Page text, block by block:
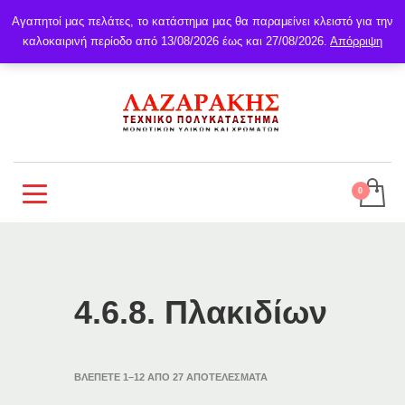
4.6.8. Πλακιδίων
ΒΛΈΠΕΤΕ 1–12 ΑΠΌ 27 ΑΠΟΤΕΛΈΣΜΑΤΑ
Αγαπητοί μας πελάτες, το κατάστημα μας θα παραμείνει κλειστό για την
καλοκαιρινή περίοδο από 13/08/2026 έως και 27/08/2026. Απόρριψη